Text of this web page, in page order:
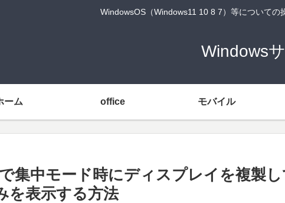
WindowsOS（Windows11 10 8 7）等についての
Windows
ーム office モバイル
集中モード時にディスプレイを複製
を表示する方法